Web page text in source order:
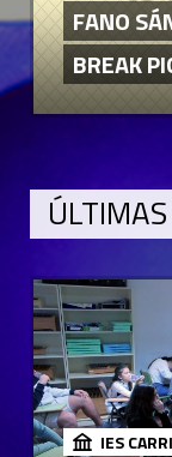
FANO
BREAK
IES